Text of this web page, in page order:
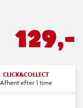
129,-
CLICK&COLLECT
Afhent efter 1 time